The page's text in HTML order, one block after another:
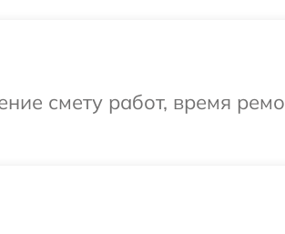
смету работ, время